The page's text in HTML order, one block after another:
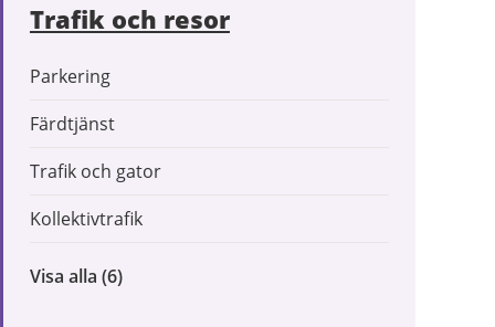
Trafik och resor
Parkering
Färdtjänst
Trafik och gator
Kollektivtrafik
Visa alla inom
(6)